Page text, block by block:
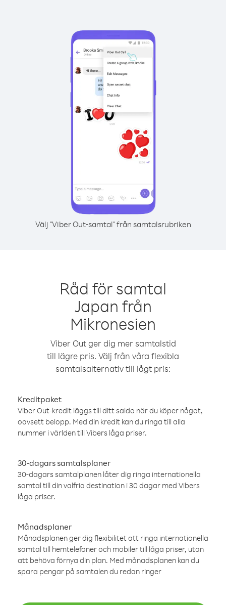
Välj "Viber Out-samtal" från samtalsrubriken
Råd för samtal
Japan från
Mikronesien
Viber Out ger dig mer samtalstid
till lägre pris. Välj från våra flexibla
samtalsalternativ till lågt pris:
Kreditpaket
Viber Out-kredit läggs till ditt saldo när du köper något,
oavsett belopp. Med din kredit kan du ringa till alla
nummer i världen till Vibers låga priser.
30-dagars samtalsplaner
30-dagars samtalplanen låter dig ringa internationella
samtal till din valfria destination i 30 dagar med Vibers
låga priser.
Månadsplaner
Månadsplanen ger dig flexibilitet att ringa internationella
samtal till hemtelefoner och mobiler till låga priser, utan
att behöva förnya din plan. Med månadsplanen kan du
spara pengar på samtalen du redan ringer